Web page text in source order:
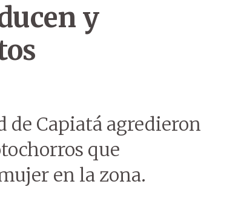
y
de Capiatá agredieron
que
en la zona.